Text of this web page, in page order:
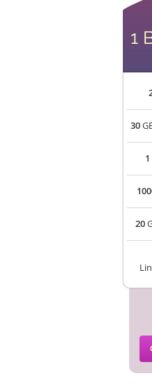
1
30
1
20